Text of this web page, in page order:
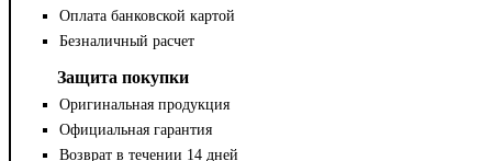
Оплата банковской картой
Безналичный расчет
Защита покупки
Оригинальная продукция
Официальная гарантия
Возврат в течении 14 дней